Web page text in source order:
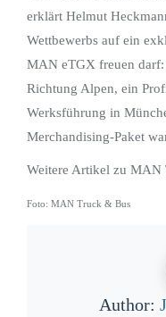
erklärt Helmut
Wettbewerbs auf ein
MAN eTGX freuen
Richtung Alpen, ein
Werksführung in
Merchandising-Paket
Weitere Artikel zu MAN
Foto: MAN Truck & Bus
Author: